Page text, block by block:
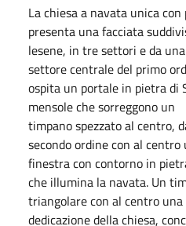
La chiesa a navata unica
presenta una facciata
lesene, in tre settori e da
settore centrale del primo
ospita un portale in pietra di
mensole che sorreggono un
timpano spezzato al centro,
secondo ordine con al centro
finestra con contorno in
che illumina la navata. Un
triangolare con al centro
dedicazione della chiesa,